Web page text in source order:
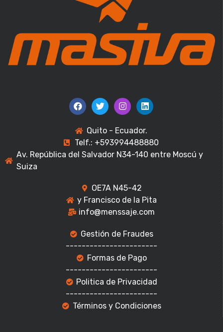
Quito - Ecuador.
Telf.: +593994488880
Av. República del Salvador N34-140 entre Moscú y
Suiza
OE7A N45-42
y Francisco de la Pita
info@menssaje.com
Gestión de Fraudes
-----------------------
Formas de Pago
-----------------------
Politica de Privacidad
-----------------------
Términos y Condiciones